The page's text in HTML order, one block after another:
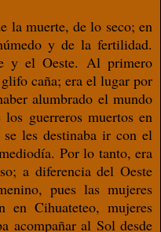
la muerte, de lo seco; en
y de la fertilidad.
y el Oeste. Al primero
caña; era el lugar por
alumbrado el mundo
guerreros muertos en
les destinaba ir con el
Por lo tanto, era
a diferencia del Oeste
pues las mujeres
en Cihuateteo, mujeres
acompañar al Sol desde